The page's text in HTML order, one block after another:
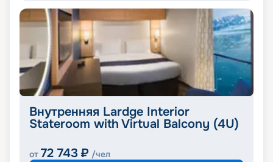
Внутренняя Lardge Interior
Stateroom with Virtual Balcony (4U)
от 72 743 ₽ /чел